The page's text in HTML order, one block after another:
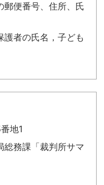
郵便番号、住所、氏
護者の氏名，子ども
地1
総務課「裁判所サマ